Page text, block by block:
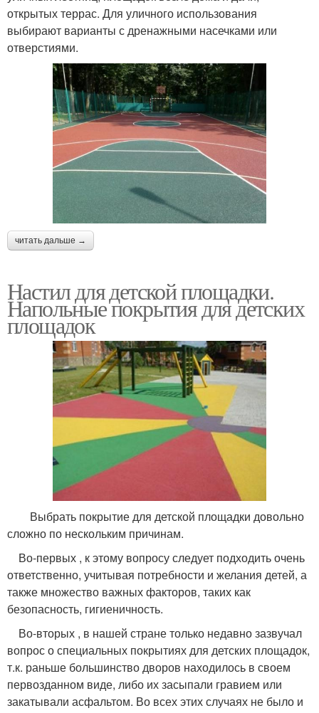
открытых террас. Для уличного использования
выбирают варианты с дренажными насечками или
отверстиями.
читать дальше →
Настил для детской площадки.
Напольные покрытия для детских
площадок
Выбрать покрытие для детской площадки довольно
сложно по нескольким причинам.
Во-первых , к этому вопросу следует подходить очень
ответственно, учитывая потребности и желания детей, а
также множество важных факторов, таких как
безопасность, гигиеничность.
Во-вторых , в нашей стране только недавно зазвучал
вопрос о специальных покрытиях для детских площадок,
т.к. раньше большинство дворов находилось в своем
первозданном виде, либо их засыпали гравием или
закатывали асфальтом. Во всех этих случаях не было и